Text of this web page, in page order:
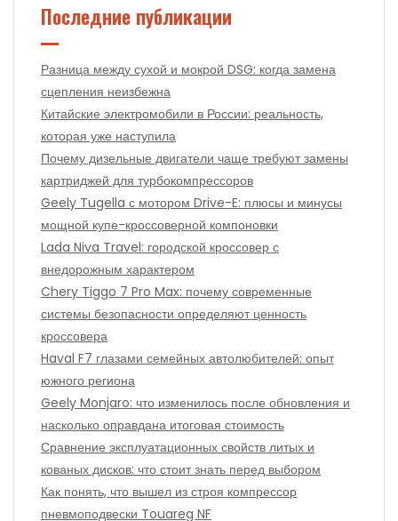
Последние публикации
Разница между сухой и мокрой DSG: когда замена
сцепления неизбежна
Китайские электромобили в России: реальность,
которая уже наступила
Почему дизельные двигатели чаще требуют замены
картриджей для турбокомпрессоров
Geely Tugella с мотором Drive-E: плюсы и минусы
мощной купе-кроссоверной компоновки
Lada Niva Travel: городской кроссовер с
внедорожным характером
Chery Tiggo 7 Pro Max: почему современные
системы безопасности определяют ценность
кроссовера
Haval F7 глазами семейных автолюбителей: опыт
южного региона
Geely Monjaro: что изменилось после обновления и
насколько оправдана итоговая стоимость
Сравнение эксплуатационных свойств литых и
кованых дисков: что стоит знать перед выбором
Как понять, что вышел из строя компрессор
пневмоподвески Touareg NF